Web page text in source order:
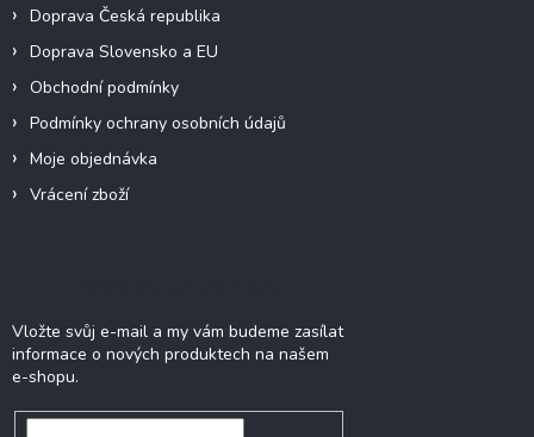
Doprava Česká republika
Doprava Slovensko a EU
Obchodní podmínky
Podmínky ochrany osobních údajů
Moje objednávka
Vrácení zboží
Vložte svůj e-mail a my vám budeme zasílat
informace o nových produktech na našem
e-shopu.